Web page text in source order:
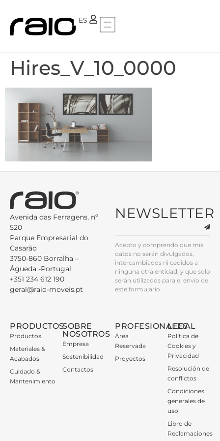
ES
PT
Hires_V_10_0000
Avenida das Ferragens, nº
520
Parque Empresarial do
Casarão
3750-860 Borralha –
Águeda -Portugal
+351 234 612 190
geral@raio-moveis.pt
NEWSLETTER
Acepto y comprendo que mis
datos no serán divulgados,
intercambiados ni cedidos a
ninguna otra entidad, y que solo
serán utilizados para el envío de
este formulario.
PRODUCTOS
Productos
Materiales &
Acabados
Cuidado &
Mantenimiento
SOBRE
NOSOTROS
Empresa
Sostenibilidad
Contactos
PROFESIONALES
Área
Reservada
Proyectos
LEGAL
Política de
Cookies y
Privacidad
Resolución de
conflictos
Condiciones
generales de
uso
Libro de
Reclamaciones